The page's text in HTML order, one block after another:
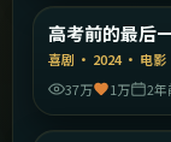
精选
高考前的最后
喜剧 · 2024· 电影
37万
1万 2年